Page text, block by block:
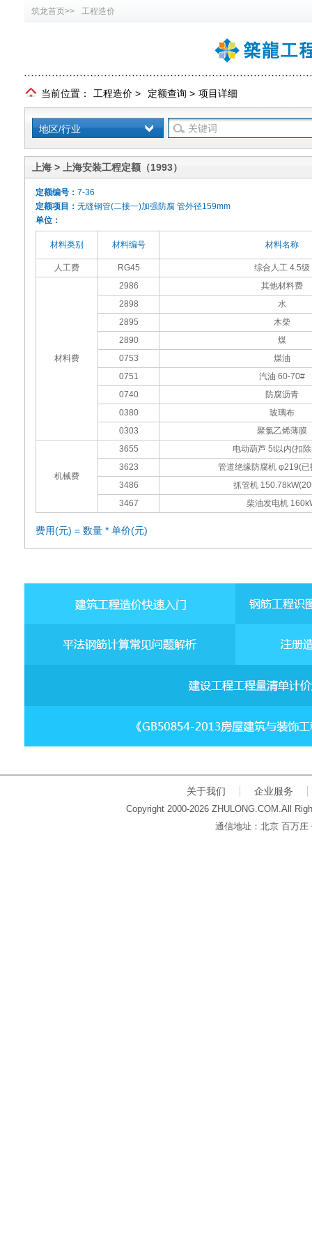
筑龙首页>> 工程造价
当前位置： 工程造价 > 定额查询 > 项目详细
地区/行业
上海 > 上海安装工程定额（1993）
定额编号： 7-36
定额项目： 无缝钢管(二接一)加强防腐 管外径159mm
单位：
材料类别 材料编号 材料名称
人工费 RG45 综合人工 4.5级
材料费
2986
其他材料费
2898
水
2895
木柴
2890
煤
0753
煤油
0751
汽油 60-70#
0740
防腐沥青
0380
玻璃布
0303
聚氯乙烯薄膜
机械费
3655
电动葫芦 5t以内(扣
3623
管道绝缘防腐机 φ219(已
3486
抓管机
3467
柴油发电机
费用(元) = 数量 * 单价(元)
关于我们 企业服务
Copyright 2000-2026 ZHULONG.COM.All
通信地址：北京 百万